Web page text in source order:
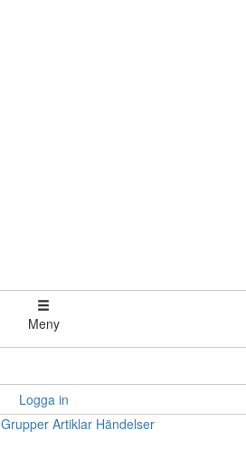
Meny
Logga in
Grupper Artiklar Händelser